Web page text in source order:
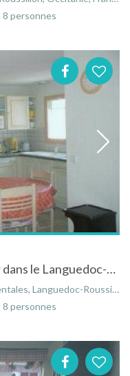
8 personnes
Maison f4 à Sainte Marie la Mer dans le Languedoc-Roussillon sud de la france avec piscine partagée
Roussillon, Occitanie, France
8 personnes